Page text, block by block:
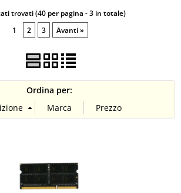
trovati (40 per pagina - 3 in totale)
1
2 3 Avanti »
Ordina per: